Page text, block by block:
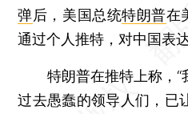
弹后，美国总统特朗普在
通过个人推特，对中国表
特朗普在推特上称，“
过去愚蠢的领导人们，已